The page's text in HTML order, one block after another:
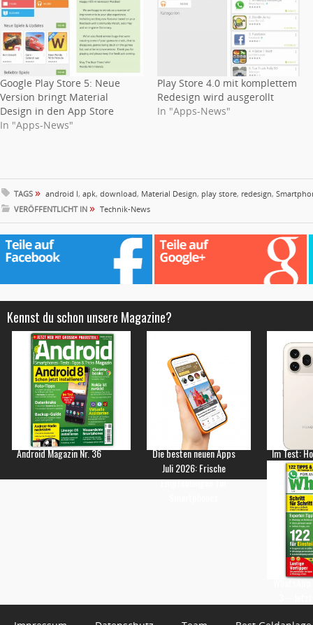
Google Play Store 5: Neue
Version bringt Material
Design in den App Store
In "Apps-News"
Play Store 4.0 mit komplettem
Redesign wird ausgerollt
In "Apps-News"
TAGS » android l, apk, download, Material Design, play store, redesign,
VERÖFFENTLICHT IN » Technik-News
Kennst du schon unsere Magazine?
Android Magazin Nr. 36
Die besten neuen Apps
Juli 2026: Frische
Empfehlungen für
Im Test: